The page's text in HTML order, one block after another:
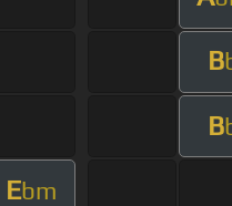
B
B
Ebm